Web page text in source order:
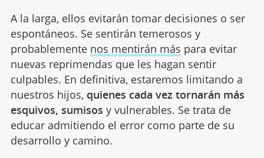
A la larga, ellos evitarán tomar decisiones o ser
espontáneos. Se sentirán temerosos y
probablemente nos mentirán más para evitar
nuevas reprimendas que les hagan sentir
culpables. En definitiva, estaremos limitando a
nuestros hijos, quienes cada vez tornarán más
esquivos, sumisos y vulnerables. Se trata de
educar admitiendo el error como parte de su
desarrollo y camino.